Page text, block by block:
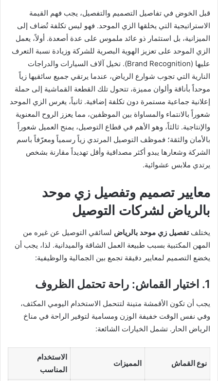
قبل الخوض في تفاصيل التصميم والتفصيل، يجب فهم القيمة
الاستراتيجية التي يخلقها الزي الموحد. فهو ليس تكلفة تُضاف إلى
الميزانية، بل استثمار ذو عائد ملموس على عدة أصعدة. أولاً، يعمل
الزي الموحد على تعزيز الهوية البصرية للشركة وزيادة نسبة التعرف
عليها (Brand Recognition). تخيل آلاف السيارات والدراجات
النارية التي تجوب شوارع الرياض، عندما يرتقي جميع سائقيها زياً
موحداً بأناقة وألوان مميزة، تتحول تلك القطعة القماشية إلى حملة
إعلانية جماعية مستمرة دون تكلفة إضافية. ثانياً، يغرس الزي الموحد
شعوراً بالانتماء والمساواة بين الموظفين، مما يعزز الروح المعنوية
والإنتاجية. ثالثاً، وهو الأهم في قطاع التوصيل، يمنح العميل شعوراً
بالأمان والثقة؛ فموظف التوصيل المرتدي زياً رسمياً ومعرّفاً باسم
الشركة وشعارها يبدو أكثر مصداقية وأقل تهديداً مقارنة بشخص
يرتدي ملابس عشوائية.
معايير تصميم وتفصيل زي موحد
بالرياض لشركات التوصيل
يختلفتفصيل زي موحد بالرياض لسائقي التوصيل عن غيره من
المهن المكتبية بسبب طبيعة العمل الشاقة والميدانية. لذا، يجب أن
يخضع التصميم لمعايير دقيقة تجمع بين الجمالية والوظيفية:
1. اختيار القماش: راحة تحتمل الظروف
يجب أن تكون الأقمشة متينة لتتحمل الاستخدام اليومي المكثف،
وفي نفس الوقت خفيفة الوزن ومسامية لتوفير الراحة في مناخ
الرياض الحار. تشمل الخيارات الشائعة:
نوع القماش المميزات
الاستخدام
المناسب